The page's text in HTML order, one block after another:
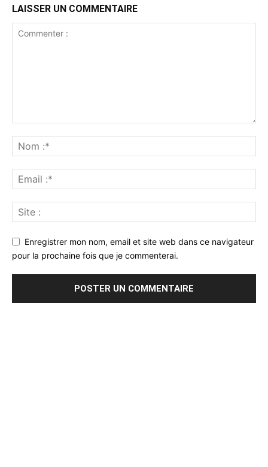
LAISSER UN COMMENTAIRE
Enregistrer mon nom, email et site web dans ce navigateur
pour la prochaine fois que je commenterai.